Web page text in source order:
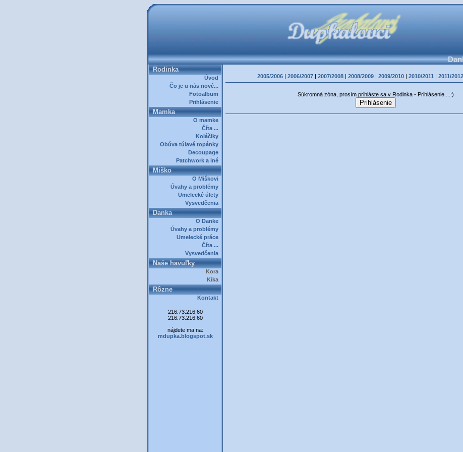
Rodinka
Úvod
Čo je u nás nové...
Fotoalbum
Prihlásenie
Mamka
O mamke
Číta ...
Koláčiky
Obúva túlavé topánky
Decoupage
Patchwork a iné
Miško
O Miškovi
Úvahy a problémy
Umelecké úlety
Vysvedčenia
Danka
O Danke
Úvahy a problémy
Umelecké práce
Číta ...
Vysvedčenia
Naše havuľky
Kora
Kika
Rôzne
Kontakt
216.73.216.60
216.73.216.60
nájdete ma na:
mdupka.blogspot.sk
2005/2006 | 2006/2007 | 2007/2008 | 2008/2009 | 2009/2010 | 2010/2011 | 2011/2012
Súkromná zóna, prosím prihláste sa v Rodinka - Prihlásenie ...:)